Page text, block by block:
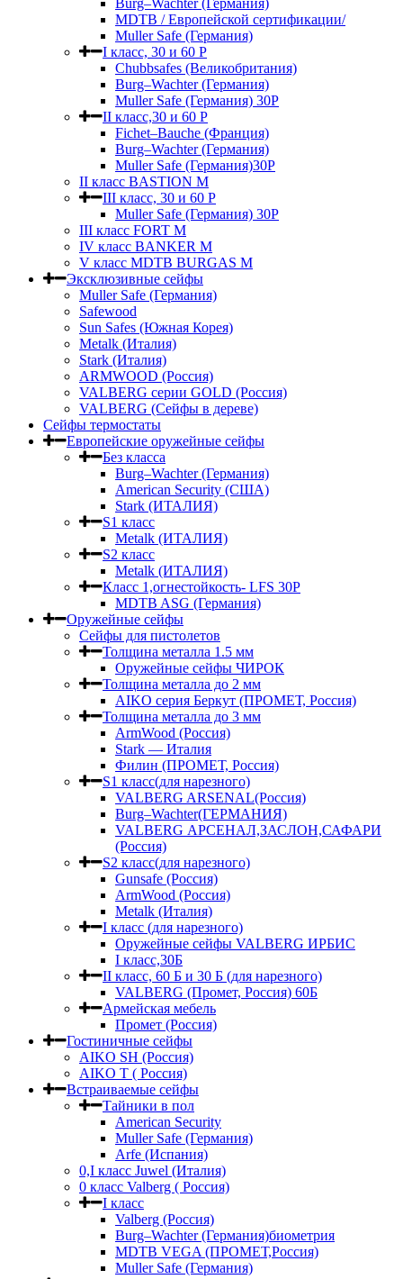
Burg–Wachter (Германия)
MDTB / Европейской сертификации/
Muller Safe (Германия)
I класс, 30 и 60 P
Chubbsafes (Великобритания)
Burg–Wachter (Германия)
Muller Safe (Германия) 30Р
II класс,30 и 60 P
Fichet–Bauche (Франция)
Burg–Wachter (Германия)
Muller Safe (Германия)30P
II класс BASTION M
III класс, 30 и 60 P
Muller Safe (Германия) 30Р
III класс FORT M
IV класс BANKER M
V класс МDTB BURGAS M
Эксклюзивные сейфы
Muller Safe (Германия)
Safewood
Sun Safes (Южная Корея)
Metalk (Италия)
Stark (Италия)
ARMWOOD (Россия)
VALBERG серии GOLD (Россия)
VALBERG (Сейфы в дереве)
Сейфы термостаты
Европейские оружейные сейфы
Без класса
Burg–Wachter (Германия)
American Security (США)
Stark (ИТАЛИЯ)
S1 класс
Metalk (ИТАЛИЯ)
S2 класс
Metalk (ИТАЛИЯ)
Класс 1,огнестойкость- LFS 30P
MDTB ASG (Германия)
Оружейные сейфы
Сейфы для пистолетов
Толщина металла 1.5 мм
Оружейные сейфы ЧИРОК
Толщина металла до 2 мм
AIKO серия Беркут (ПРОМЕТ, Россия)
Толщина металла до 3 мм
ArmWood (Россия)
Stark — Италия
Филин (ПРОМЕТ, Россия)
S1 класс(для нарезного)
VALBERG ARSENAL(Россия)
Burg–Wachter(ГЕРМАНИЯ)
VALBERG АРСЕНАЛ,ЗАСЛОН,САФАРИ
(Россия)
S2 класс(для нарезного)
Gunsafe (Россия)
ArmWood (Россия)
Metalk (Италия)
I класс (для нарезного)
Оружейные сейфы VALBERG ИРБИС
I класс,30Б
II класс, 60 Б и 30 Б (для нарезного)
VALBERG (Промет, Россия) 60Б
Армейская мебель
Промет (Россия)
Гостиничные сейфы
AIKO SH (Россия)
AIKO Т ( Россия)
Встраиваемые сейфы
Тайники в пол
American Security
Muller Safe (Германия)
Arfe (Испания)
0,I класс Juwel (Италия)
0 класс Valberg ( Россия)
I класс
Valberg (Россия)
Burg–Wachter (Германия)биометрия
MDTB VEGA (ПРОМЕТ,Россия)
Muller Safe (Германия)